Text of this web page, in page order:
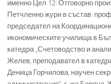
именно Цел 12: Отговорно
Петчленно жури в състав:
председател на
икономическите училища в
катедра „Счетоводство и
Желев, преподавател в
Деница Горчилова, научен